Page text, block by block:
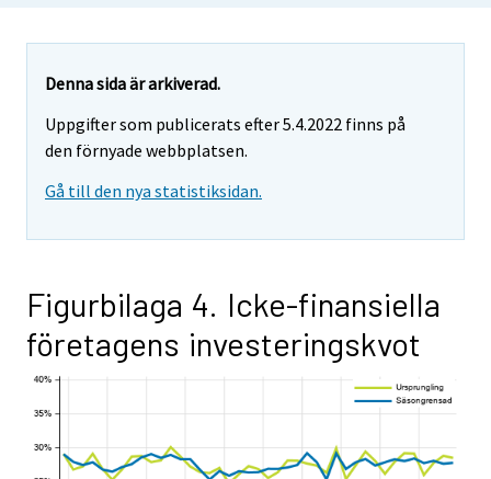
Denna sida är arkiverad.
Uppgifter som publicerats efter 5.4.2022 finns på
den förnyade webbplatsen.
Gå till den nya statistiksidan.
Figurbilaga 4. Icke-finansiella
företagens investeringskvot